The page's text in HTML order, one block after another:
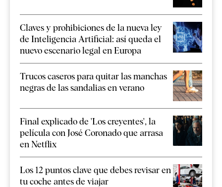
Claves y prohibiciones de la nueva ley
de Inteligencia Artificial: así queda el
nuevo escenario legal en Europa
Trucos caseros para quitar las manchas
negras de las sandalias en verano
Final explicado de 'Los creyentes', la
película con José Coronado que arrasa
en Netflix
Los 12 puntos clave que debes revisar en
tu coche antes de viajar